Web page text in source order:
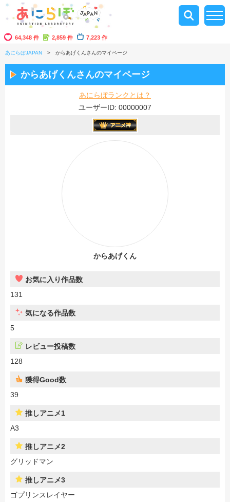
64,348 件 2,859 件 7,223 作
あにらぼJAPAN からあげくんさんのマイページ
からあげくんさんのマイページ
あにらぼランクとは？
ユーザーID: 00000007
からあげくん
お気に入り作品数
131
気になる作品数
5
レビュー投稿数
128
獲得Good数
39
推しアニメ1
A3
推しアニメ2
グリッドマン
推しアニメ3
ゴプリンスレイヤー